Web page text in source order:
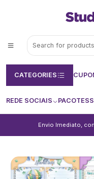
CATEGORIES
REDE SOCIAIS PACOTES
Envio Imediato,